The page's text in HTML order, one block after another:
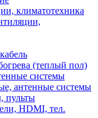
климатотехника
(теплый пол)
системы
антенные системы
пульты
HDMI, тел.